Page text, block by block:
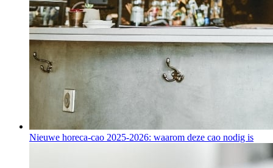
Nieuwe horeca-cao 2025-2026: waarom deze cao nodig is